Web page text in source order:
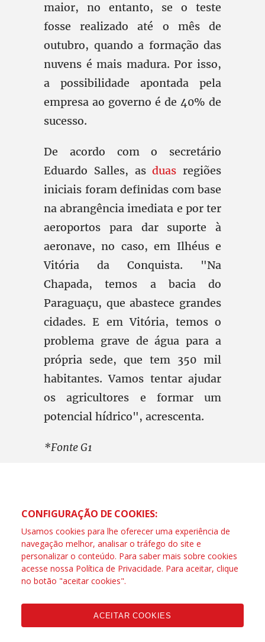
maior, no entanto, se o teste
fosse realizado até o mês de
outubro, quando a formação das
nuvens é mais madura. Por isso,
a possibilidade apontada pela
empresa ao governo é de 40% de
sucesso.
De acordo com o secretário
Eduardo Salles, asduas regiões
iniciais foram definidas com base
na abrangência imediata e por ter
aeroportos para dar suporte à
aeronave, no caso, em Ilhéus e
Vitória da Conquista. "Na
Chapada, temos a bacia do
Paraguaçu, que abastece grandes
cidades. E em Vitória, temos o
problema grave de água para a
própria sede, que tem 350 mil
habitantes. Vamos tentar ajudar
os agricultores e formar um
potencial hídrico", acrescenta.
*Fonte G1
CONFIGURAÇÃO DE COOKIES:
Usamos cookies para lhe oferecer uma experiência de
navegação melhor, analisar o tráfego do site e
personalizar o conteúdo. Para saber mais sobre cookies
acesse nossa Política de Privacidade. Para aceitar, clique
no botão "aceitar cookies".
ACEITAR COOKIES